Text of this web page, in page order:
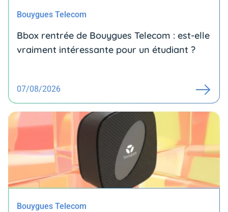
Bouygues Telecom
Bbox rentrée de Bouygues Telecom : est-elle
vraiment intéressante pour un étudiant ?
07/08/2026
Bouygues Telecom